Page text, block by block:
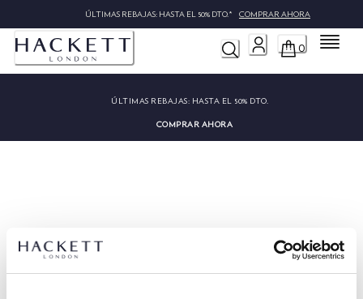
ÚLTIMAS REBAJAS: HASTA EL 50% DTO.* COMPRAR AHORA
0 Menú
ÚLTIMAS REBAJAS: HASTA EL 50% DTO.
COMPRAR AHORA
Lo sentimos, no hemos podido
encontrar "".